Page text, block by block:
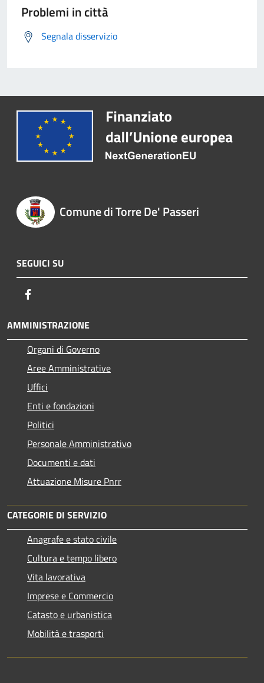
Problemi in città
Segnala disservizio
Comune di Torre De' Passeri
SEGUICI SU
AMMINISTRAZIONE
Organi di Governo
Aree Amministrative
Uffici
Enti e fondazioni
Politici
Personale Amministrativo
Documenti e dati
Attuazione Misure Pnrr
CATEGORIE DI SERVIZIO
Anagrafe e stato civile
Cultura e tempo libero
Vita lavorativa
Imprese e Commercio
Catasto e urbanistica
Mobilità e trasporti